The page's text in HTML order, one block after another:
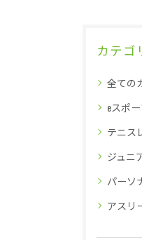
カテゴ
全ての
eスポ
テニス
ジュニ
パーソ
アスリ